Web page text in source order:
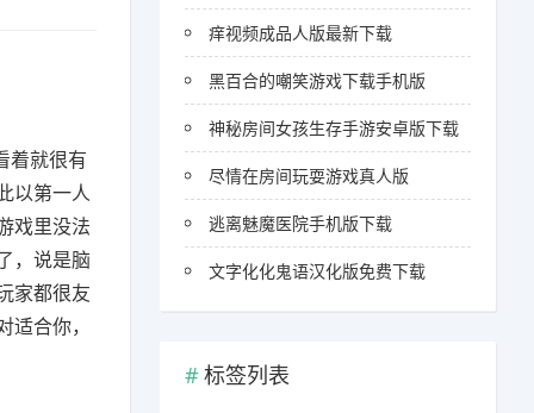
着就很有
以第一人
戏里没法
，说是脑
家都很友
合你，
痒视频成品人版最新下载
黑百合的嘲笑游戏下载手机版
神秘房间女孩生存手游安卓版下载
尽情在房间玩耍游戏真人版
逃离魅魔医院手机版下载
文字化化鬼语汉化版免费下载
标签列表